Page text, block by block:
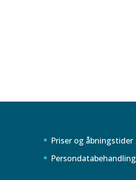
Priser og åbningstider
Persondatabehandling